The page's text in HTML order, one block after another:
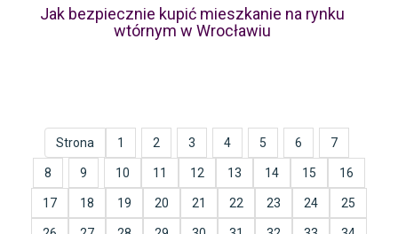
Jak bezpiecznie kupić mieszkanie na rynku
wtórnym w Wrocławiu
Strona 1 2 3 4 5 6 7
8 9 10 11 12 13 14 15 16
17 18 19 20 21 22 23 24 25